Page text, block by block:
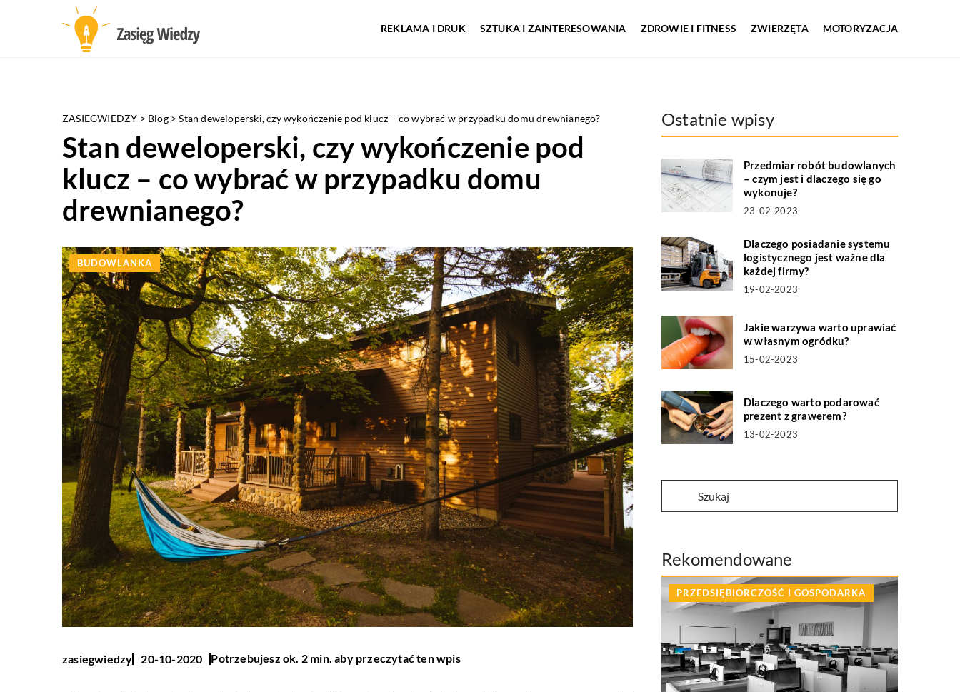
REKLAMA I DRUK SZTUKA I ZAINTERESOWANIA ZDROWIE I FITNESS ZWIERZĘTA MOTORYZACJA
ZASIEGWIEDZY > Blog>Stan deweloperski, czy wykończenie pod klucz – co wybrać w przypadku domu drewnianego?
Stan deweloperski, czy wykończenie pod
klucz – co wybrać w przypadku domu
drewnianego?
BUDOWLANKA
zasiegwiedzy 20-10-2020 Potrzebujesz ok. 2 min. aby przeczytać ten wpis
Ostatnie wpisy
Przedmiar robót budowlanych
– czym jest i dlaczego się go
wykonuje?
23-02-2023
Dlaczego posiadanie systemu
logistycznego jest ważne dla
każdej firmy?
19-02-2023
Jakie warzywa warto uprawiać
w własnym ogródku?
15-02-2023
Dlaczego warto podarować
prezent z grawerem?
13-02-2023
Rekomendowane
PRZEDSIĘBIORCZOŚĆ I GOSPODARKA